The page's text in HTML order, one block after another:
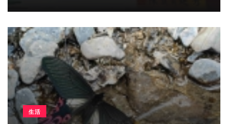
生活